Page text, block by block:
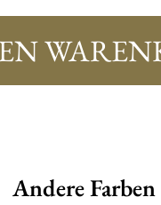
Andere Farben